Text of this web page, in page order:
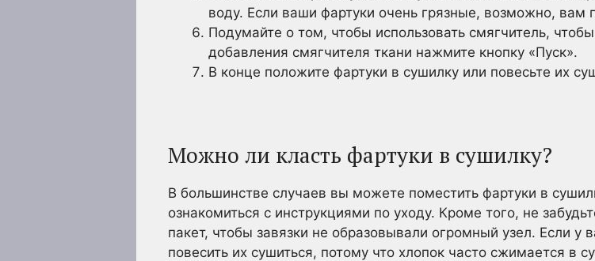
воду. Если ваши фартуки очень грязные, возможно, вам
Подумайте о том, чтобы использовать смягчитель,
добавления смягчителя ткани нажмите кнопку «Пуск».
В конце положите фартуки в сушилку или повесьте их
Можно ли класть фартуки в сушилку?
В большинстве случаев вы можете поместить фартуки в
ознакомиться с инструкциями по уходу. Кроме того, не
пакет, чтобы завязки не образовывали огромный узел. Если у
повесить их сушиться, потому что хлопок часто сжимается в